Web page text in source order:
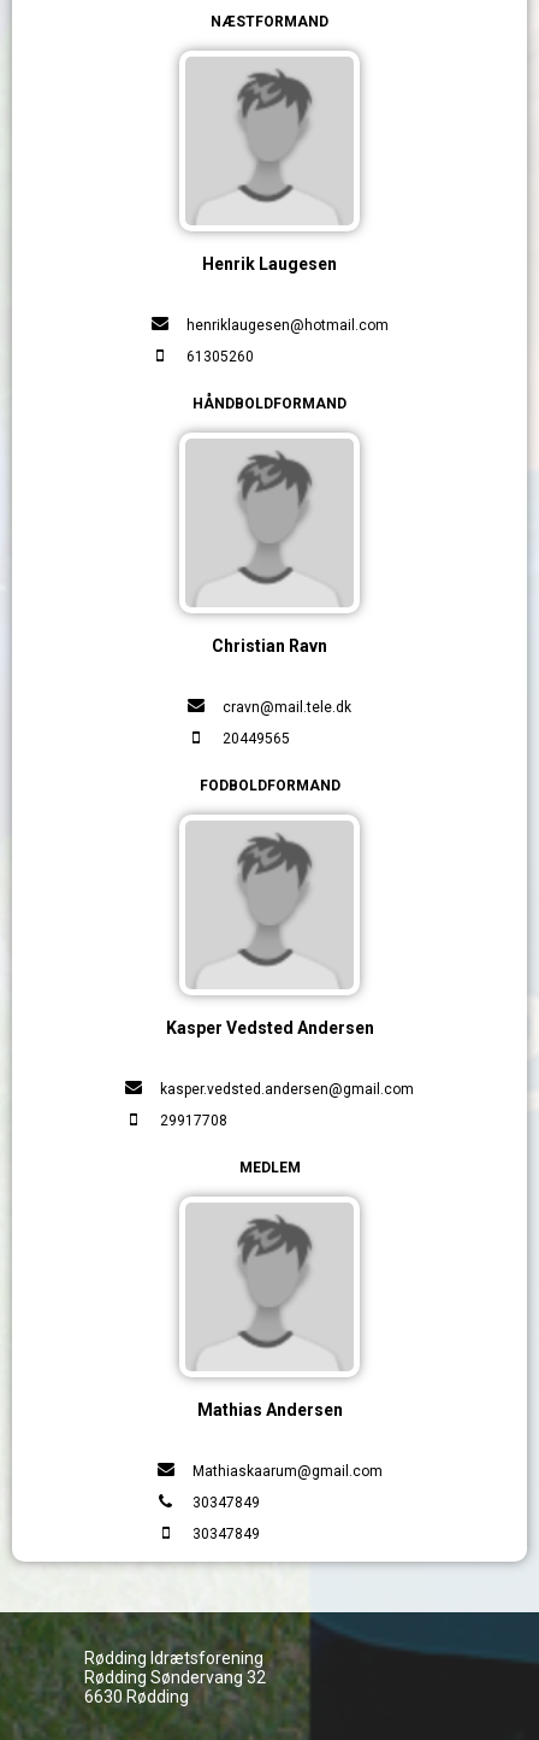
NÆSTFORMAND
Henrik Laugesen
henriklaugesen@hotmail.com
61305260
HÅNDBOLDFORMAND
Christian Ravn
cravn@mail.tele.dk
20449565
FODBOLDFORMAND
Kasper Vedsted Andersen
kasper.vedsted.andersen@gmail.com
29917708
MEDLEM
Mathias Andersen
Mathiaskaarum@gmail.com
30347849
30347849
Rødding Idrætsforening
Rødding Søndervang 32
6630 Rødding